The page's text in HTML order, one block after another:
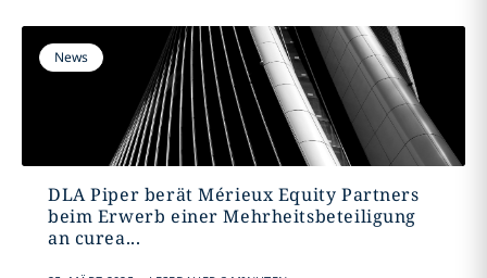
News
DLA Piper berät Mérieux Equity Partners
beim Erwerb einer Mehrheitsbeteiligung
an curea...